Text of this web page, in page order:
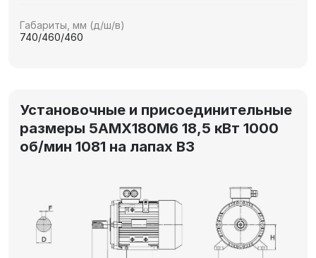
Габариты, мм (д/ш/в)
740/460/460
Установочные и присоединительные
размеры 5АМХ180M6 18,5 кВт 1000
об/мин 1081 на лапах В3